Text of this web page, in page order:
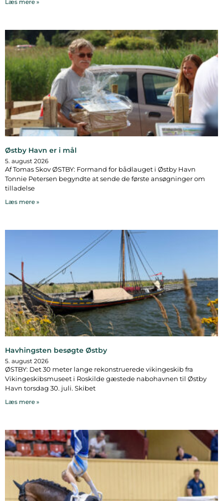
Læs mere »
Østby Havn er i mål
5. august 2026
Af Tomas Skov ØSTBY: Formand for bådlauget i Østby Havn
Tonnie Petersen begyndte at sende de første ansøgninger om
tilladelse
Læs mere »
Havhingsten besøgte Østby
5. august 2026
ØSTBY: Det 30 meter lange rekonstruerede vikingeskib fra
Vikingeskibsmuseet i Roskilde gæstede nabohavnen til Østby
Havn torsdag 30. juli. Skibet
Læs mere »